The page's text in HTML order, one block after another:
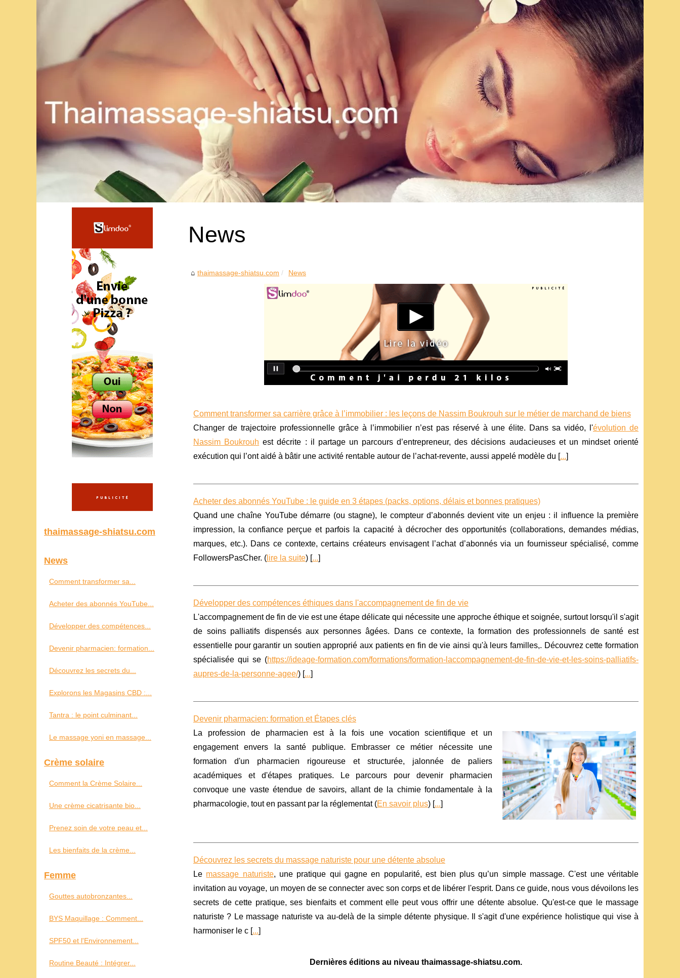
News
thaimassage-shiatsu.com News
Comment transformer sa carrière grâce à l’immobilier : les leçons de Nassim Boukrouh sur le métier de marchand de biens
Changer de trajectoire professionnelle grâce à l’immobilier n’est pas réservé à une élite. Dans sa vidéo, l'évolution de
Nassim Boukrouh est décrite : il partage un parcours d’entrepreneur, des décisions audacieuses et un mindset orienté
exécution qui l’ont aidé à bâtir une activité rentable autour de l’achat-revente, aussi appelé modèle du [...]
Acheter des abonnés YouTube : le guide en 3 étapes (packs, options, délais et bonnes pratiques)
Quand une chaîne YouTube démarre (ou stagne), le compteur d’abonnés devient vite un enjeu : il influence la première
impression, la confiance perçue et parfois la capacité à décrocher des opportunités (collaborations, demandes médias,
marques, etc.). Dans ce contexte, certains créateurs envisagent l’achat d’abonnés via un fournisseur spécialisé, comme
FollowersPasCher. ( lire la suite) [...]
Développer des compétences éthiques dans l'accompagnement de fin de vie
L'accompagnement de fin de vie est une étape délicate qui nécessite une approche éthique et soignée, surtout lorsqu'il s'agit
de soins palliatifs dispensés aux personnes âgées. Dans ce contexte, la formation des professionnels de santé est
essentielle pour garantir un soutien approprié aux patients en fin de vie ainsi qu'à leurs familles,. Découvrez cette formation
spécialisée qui se (https://ideage-formation.com/formations/formation-laccompagnement-de-fin-de-vie-et-les-soins-palliatifs-
aupres-de-la-personne-agee/) [...]
Devenir pharmacien: formation et Étapes clés
La profession de pharmacien est à la fois une vocation scientifique et un
engagement envers la santé publique. Embrasser ce métier nécessite une
formation d'un pharmacien rigoureuse et structurée, jalonnée de paliers
académiques et d'étapes pratiques. Le parcours pour devenir pharmacien
convoque une vaste étendue de savoirs, allant de la chimie fondamentale à la
pharmacologie, tout en passant par la réglementat (En savoir plus) [...]
Découvrez les secrets du massage naturiste pour une détente absolue
Le massage naturiste, une pratique qui gagne en popularité, est bien plus qu’un simple massage. C'est une véritable
invitation au voyage, un moyen de se connecter avec son corps et de libérer l'esprit. Dans ce guide, nous vous dévoilons les
secrets de cette pratique, ses bienfaits et comment elle peut vous offrir une détente absolue. Qu'est-ce que le massage
naturiste ? Le massage naturiste va au-delà de la simple détente physique. Il s'agit d'une expérience holistique qui vise à
harmoniser le c [...]
Dernières éditions au niveau thaimassage-shiatsu.com.
thaimassage-shiatsu.com
News
Comment transformer sa...
Acheter des abonnés YouTube...
Développer des compétences...
Devenir pharmacien: formation...
Découvrez les secrets du...
Explorons les Magasins CBD :...
Tantra : le point culminant...
Le massage yoni en massage...
Crème solaire
Comment la Crème Solaire...
Une crème cicatrisante bio...
Prenez soin de votre peau et...
Les bienfaits de la crème...
Femme
Gouttes autobronzantes...
BYS Maquillage : Comment...
SPF50 et l'Environnement...
Routine Beauté : Intégrer...